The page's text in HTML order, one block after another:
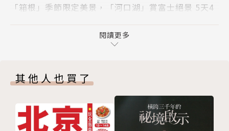
「箱根」季節限定美景，「河口湖」賞富士絕景 5天4
海天風光「伊豆半島」自由行 5天4夜自由行
精選10處東京近郊遊樂園＆購物中
生活與交通手指日語
01 横濱駅
02 橫濱港區未來21
閱讀更多
其他人也買了